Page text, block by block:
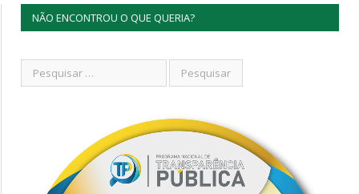
NÃO ENCONTROU O QUE QUERIA?